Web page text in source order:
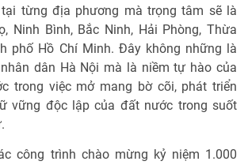
từng địa phương mà trọng tâm sẽ là
Ninh Bình, Bắc Ninh, Hải Phòng, Thừa
phố Hồ Chí Minh. Đây không những là
dân Hà Nội mà là niềm tự hào của
trong việc mở mang bờ cõi, phát triển
vững độc lập của đất nước trong suốt
công trình chào mừng kỷ niệm 1.000